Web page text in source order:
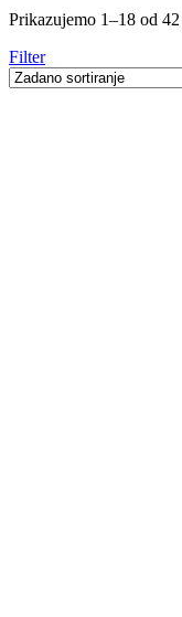
Prikazujemo 1–18 od 42
Filter